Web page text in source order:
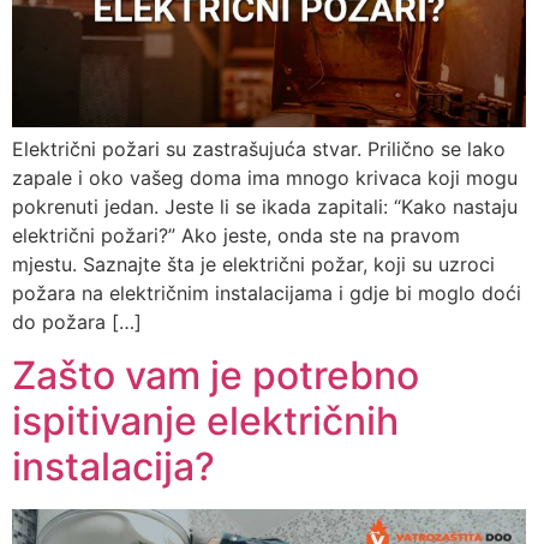
Električni požari su zastrašujuća stvar. Prilično se lako
zapale i oko vašeg doma ima mnogo krivaca koji mogu
pokrenuti jedan. Jeste li se ikada zapitali: “Kako nastaju
električni požari?” Ako jeste, onda ste na pravom
mjestu. Saznajte šta je električni požar, koji su uzroci
požara na električnim instalacijama i gdje bi moglo doći
do požara […]
Zašto vam je potrebno
ispitivanje električnih
instalacija?